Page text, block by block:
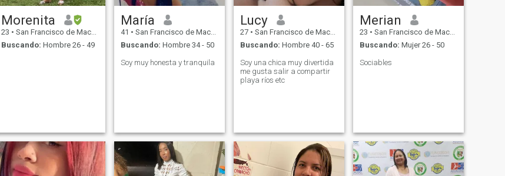
Morenita
23 • San Francisco de Macorís, Duarte, Rep. Dominicana
Buscando: Hombre 26 - 49
María
41 • San Francisco de Macorís, Duarte, Rep. Dominicana
Buscando: Hombre 34 - 50
Soy muy honesta y tranquila
Lucy
27 • San Francisco de Macorís, Duarte, Rep. Dominicana
Buscando: Hombre 40 - 65
Soy una chica muy divertida
me gusta salir a compartir
playa ríos etc
Merian
23 • San Francisco de Macorís, Duarte, Rep. Dominicana
Buscando: Mujer 26 - 50
Sociables